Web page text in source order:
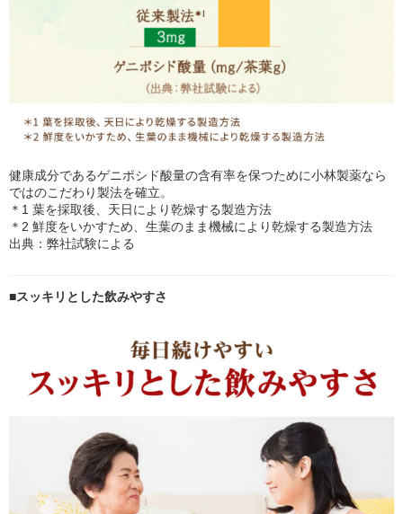
健康成分であるゲニポシド酸量の含有率を保つために小林製薬なら
ではのこだわり製法を確立。
＊1 葉を採取後、天日により乾燥する製造方法
＊2 鮮度をいかすため、生葉のまま機械により乾燥する製造方法
出典：弊社試験による
■スッキリとした飲みやすさ